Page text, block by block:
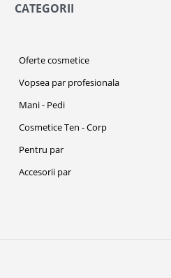
CATEGORII
Oferte cosmetice
Vopsea par profesionala
Mani - Pedi
Cosmetice Ten - Corp
Pentru par
Accesorii par